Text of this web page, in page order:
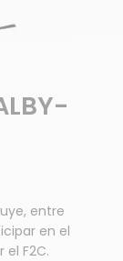
entre
en el
F2C.